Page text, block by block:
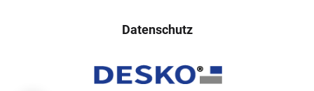
Datenschutz